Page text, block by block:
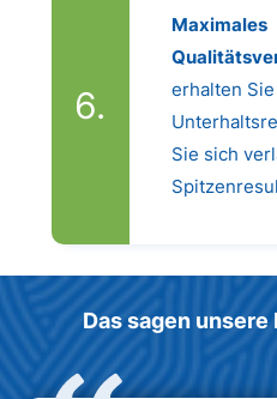
Maximales
erhalten
Sie sich
Das sagen unsere